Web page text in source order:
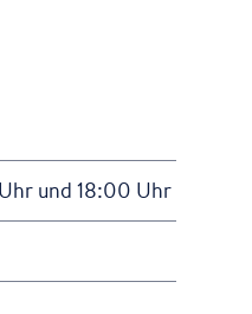
und 18:00 Uhr